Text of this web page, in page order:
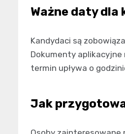
Ważne daty
Kandydaci są
Dokumenty aplikacyjne
termin upływa o
Jak